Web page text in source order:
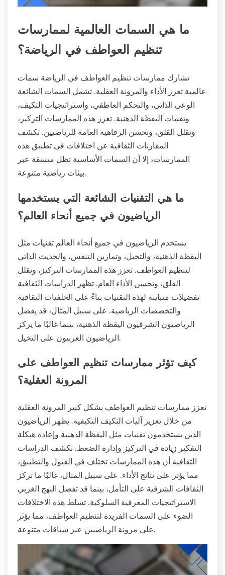
ما هي السمات العالمية لممارسات
تنظيم العواطف في الرياضة؟
تشارك ممارسات تنظيم العواطف في الرياضة سمات
عالمية تعزز الأداء والمرونة العقلية. تشمل السمات الشائعة
الوعي الذاتي، والتحكم العاطفي، واستراتيجيات التكيف،
وتقنيات اليقظة الذهنية. تعزز هذه الممارسات التركيز،
وتقلل القلق، وتحسن الرفاهية العامة للرياضيين. تكشف
المقارنات الثقافية عن اختلافات في تطبيق هذه
الممارسات، إلا أن السمات الأساسية تظل متسقة عبر
بيئات رياضية متنوعة.
ما هي التقنيات الشائعة التي يستخدمها
الرياضيون في جميع أنحاء العالم؟
يستخدم الرياضيون في جميع أنحاء العالم تقنيات مثل
اليقظة الذهنية، والتخيل، وتمارين التنفس، والحديث الذاتي
لتنظيم العواطف. تعزز هذه الممارسات التركيز، وتقلل
القلق، وتحسن الأداء العام. تظهر الدراسات الثقافية
تفضيلات متباينة لهذه التقنيات بناءً على الخلفيات الثقافية
والتخصصات الرياضية. على سبيل المثال، قد يفضل
الرياضيون الشرقيون اليقظة الذهنية، بينما غالبًا ما يركز
الرياضيون الغربيون على التخيل.
كيف تؤثر ممارسات تنظيم العواطف على
المرونة العقلية؟
تعزز ممارسات تنظيم العواطف بشكل كبير المرونة العقلية
من خلال تعزيز آليات التكيف التكيفية. يظهر الرياضيون
الذين يستخدمون تقنيات مثل اليقظة الذهنية وإعادة هيكلة
التفكير زيادة في التركيز وإدارة الضغط. تكشف الدراسات
الثقافية أن هذه الممارسات تختلف في القبول والتطبيق،
مما يؤثر على نتائج الأداء. على سبيل المثال، غالبًا ما تركز
الثقافات الشرقية على التأمل، بينما قد تفضل النهج الغربي
الاستراتيجيات المعرفية السلوكية. تسلط هذه الاختلافات
الضوء على السمات الفريدة لتنظيم العواطف، مما يؤثر
على مرونة الرياضيين عبر سياقات متنوعة.